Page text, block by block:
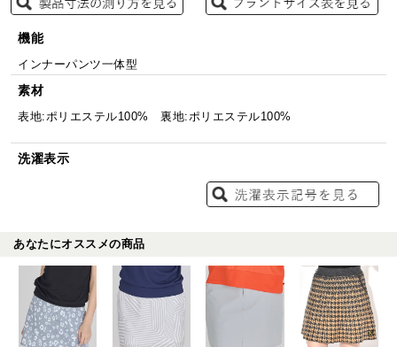
機能
インナーパンツ一体型
素材
表地:ポリエステル100% 裏地:ポリエステル100%
洗濯表示
あなたにオススメの商品